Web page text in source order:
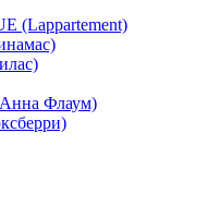
(Lappartement)
Флаум)